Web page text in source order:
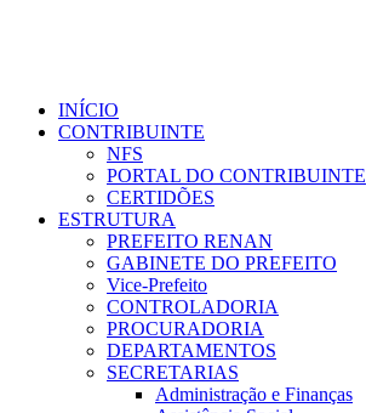
INÍCIO
CONTRIBUINTE
NFS
PORTAL DO CONTRIBUINTE
CERTIDÕES
ESTRUTURA
PREFEITO RENAN
GABINETE DO PREFEITO
Vice-Prefeito
CONTROLADORIA
PROCURADORIA
DEPARTAMENTOS
SECRETARIAS
Administração e Finanças